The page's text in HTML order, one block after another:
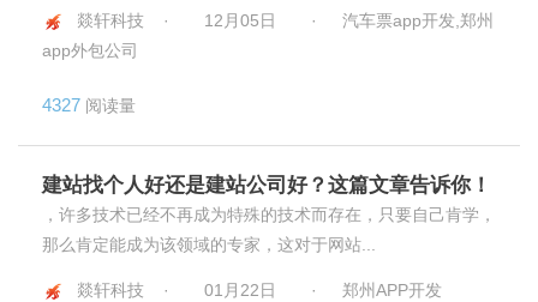
燚轩科技 · 12月05日 ·
汽车票app开发,郑州
app外包公司
4327 阅读量
建站找个人好还是建站公司好？这篇文章告诉你！
，许多技术已经不再成为特殊的技术而存在，只要自己肯学，
那么肯定能成为该领域的专家，这对于网站...
燚轩科技 · 01月22日 · 郑州APP开发